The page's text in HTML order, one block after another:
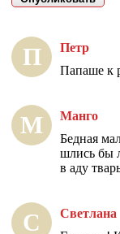
П Петр
Папаше к
М Манго
Бедная
шлись бы
в аду
С Светлана